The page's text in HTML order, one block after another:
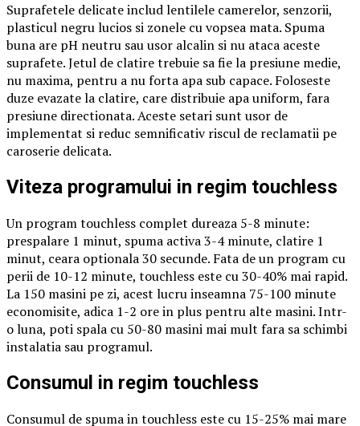
Suprafetele delicate includ lentilele camerelor, senzorii,
plasticul negru lucios si zonele cu vopsea mata. Spuma
buna are pH neutru sau usor alcalin si nu ataca aceste
suprafete. Jetul de clatire trebuie sa fie la presiune medie,
nu maxima, pentru a nu forta apa sub capace. Foloseste
duze evazate la clatire, care distribuie apa uniform, fara
presiune directionata. Aceste setari sunt usor de
implementat si reduc semnificativ riscul de reclamatii pe
caroserie delicata.
Viteza programului in regim touchless
Un program touchless complet dureaza 5-8 minute:
prespalare 1 minut, spuma activa 3-4 minute, clatire 1
minut, ceara optionala 30 secunde. Fata de un program cu
perii de 10-12 minute, touchless este cu 30-40% mai rapid.
La 150 masini pe zi, acest lucru inseamna 75-100 minute
economisite, adica 1-2 ore in plus pentru alte masini. Intr-
o luna, poti spala cu 50-80 masini mai mult fara sa schimbi
instalatia sau programul.
Consumul in regim touchless
Consumul de spuma in touchless este cu 15-25% mai mare